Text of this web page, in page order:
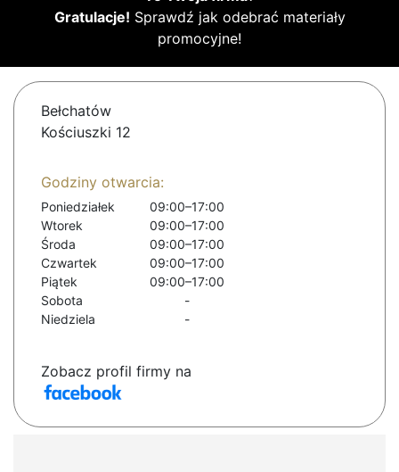
Gratulacje! Sprawdź jak odebrać materiały
promocyjne!
Bełchatów
Kościuszki 12
Godziny otwarcia:
Poniedziałek
09:00–17:00
Wtorek
09:00–17:00
Środa
09:00–17:00
Czwartek
09:00–17:00
Piątek
09:00–17:00
Sobota
-
Niedziela
-
Zobacz profil firmy na